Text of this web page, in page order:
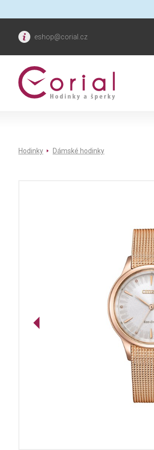
eshop@corial.cz
Hodinky Dámské hodinky